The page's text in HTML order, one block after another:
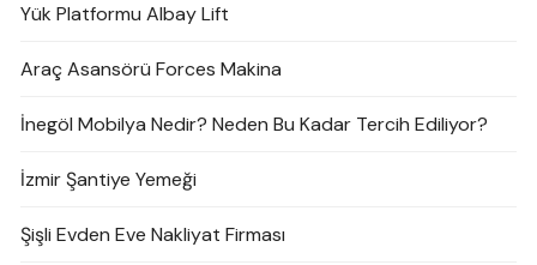
Yük Platformu Albay Lift
Araç Asansörü Forces Makina
İnegöl Mobilya Nedir? Neden Bu Kadar Tercih Ediliyor?
İzmir Şantiye Yemeği
Şişli Evden Eve Nakliyat Firması